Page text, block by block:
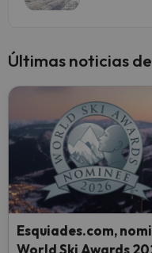
Últimas noticias
Esquiades.com,
World Ski Awards